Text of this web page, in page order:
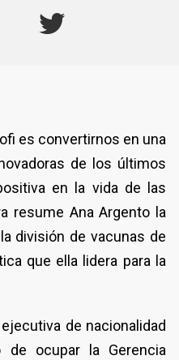
es convertirnos en una
de los últimos
en la vida de las
resume Ana Argento la
división de vacunas de
que ella lidera para la
de nacionalidad
de ocupar la Gerencia